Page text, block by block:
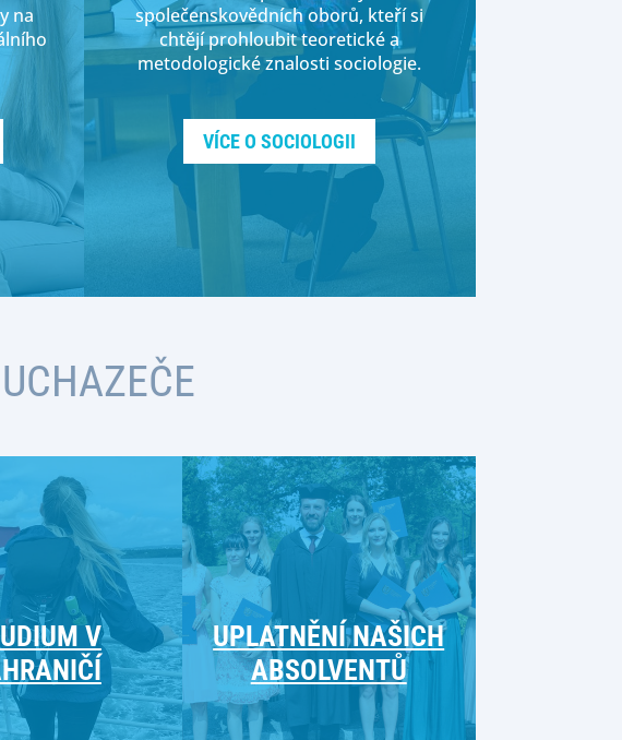
na
společenskovědních oborů, kteří si
chtějí prohloubit teoretické a
metodologické znalosti sociologie.
VÍCE O SOCIOLOGII
V
UPLATNĚNÍ NAŠICH
ABSOLVENTŮ